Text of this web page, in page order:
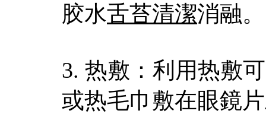
胶水舌苔清潔消融。
3. 热敷：利用热敷
或热毛巾敷在眼鏡